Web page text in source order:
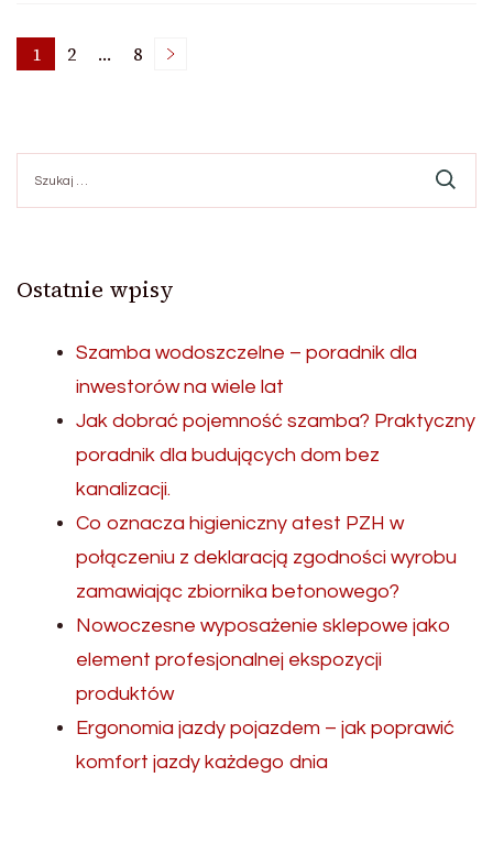
Stronicowanie
wpisów
Strona
1 Strona
2 … Strona
8
Ostatnie wpisy
Szamba wodoszczelne – poradnik dla
inwestorów na wiele lat
Jak dobrać pojemność szamba? Praktyczny
poradnik dla budujących dom bez
kanalizacji.
Co oznacza higieniczny atest PZH w
połączeniu z deklaracją zgodności wyrobu
zamawiając zbiornika betonowego?
Nowoczesne wyposażenie sklepowe jako
element profesjonalnej ekspozycji
produktów
Ergonomia jazdy pojazdem – jak poprawić
komfort jazdy każdego dnia